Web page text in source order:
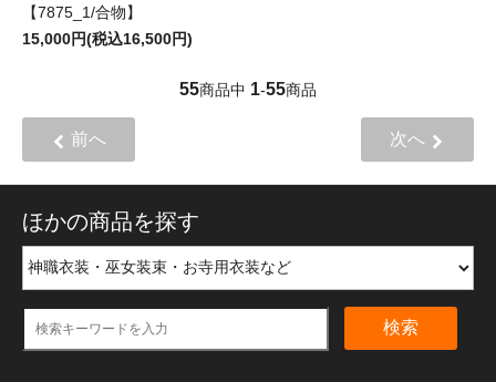
【7875_1/合物】
15,000円(税込16,500円)
55商品中 1-55商品
前へ 次へ
ほかの商品を探す
検索